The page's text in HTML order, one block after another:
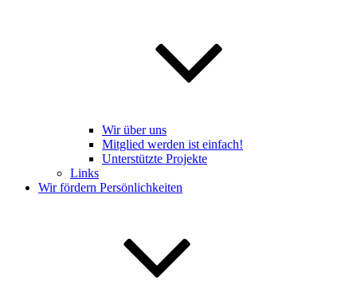
Wir über uns
Mitglied werden ist einfach!
Unterstützte Projekte
Links
Wir fördern Persönlichkeiten